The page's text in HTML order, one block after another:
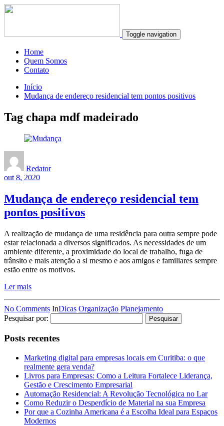
Toggle navigation
Home
Quem Somos
Contato
Início
Mudança de endereço residencial tem pontos positivos
Tag chapa mdf madeirado
Redator
out 8, 2020
Mudança de endereço residencial tem
pontos positivos
A realização de mudança de uma residência para outra sempre pode
estar relacionada a diversos significados. As necessidades de um
ambiente diferente, a proximidade do local de trabalho, fuga de
trânsito e mais atenção a si mesmo e aos amigos e familiares sempre
estão entre os motivos.
Ler mais
No Comments InDicas Organização Planejamento
Pesquisar por:
Posts recentes
Marketing digital para empresas locais em Curitiba: o que
realmente gera venda?
Livros para Empresas: Como a Leitura Fortalece Liderança,
Gestão e Crescimento Empresarial
Automação Residencial: A Revolução Tecnológica no Lar
Como Reduzir o Desperdício de Material na sua Empresa
Por que a Cozinha Americana é a Escolha Ideal para Espaços
Modernos